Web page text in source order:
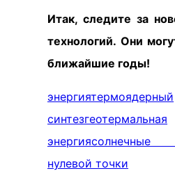
Итак, следите за
технологий. Они
ближайшие годы!
энергиятермоядерный
синтезгеотермальная
энергиясолнечные
нулевой точки